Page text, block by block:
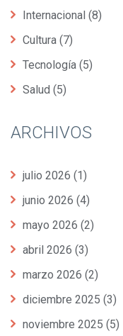
Internacional (8)
Cultura (7)
Tecnología (5)
Salud (5)
ARCHIVOS
julio 2026 (1)
junio 2026 (4)
mayo 2026 (2)
abril 2026 (3)
marzo 2026 (2)
diciembre 2025 (3)
noviembre 2025 (5)